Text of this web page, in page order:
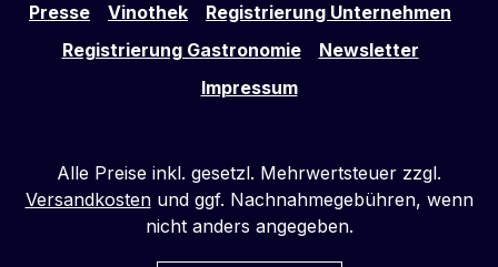
Presse Vinothek
Registrierung Unternehmen
Registrierung Gastronomie
Newsletter
Impressum
Alle Preise inkl. gesetzl. Mehrwertsteuer zzgl.
Versandkostenund ggf. Nachnahmegebühren, wenn
nicht anders angegeben.